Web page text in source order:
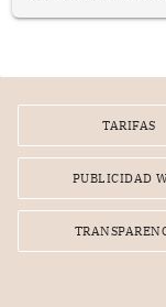
TARIFAS
PUBLICIDAD